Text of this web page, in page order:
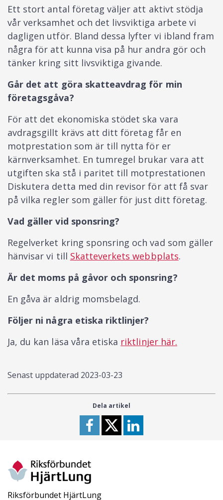
Ett stort antal företag väljer att aktivt stödja
vår verksamhet och det livsviktiga arbete vi
dagligen utför. Bland dessa lyfter vi ibland fram
några för att kunna visa på hur andra gör och
tänker kring sitt livsviktiga givande.
Går det att göra skatteavdrag för min
företagsgåva?
För att det ekonomiska stödet ska vara
avdragsgillt krävs att ditt företag får en
motprestation som är till nytta för er
kärnverksamhet. En tumregel brukar vara att
utgiften ska stå i paritet till motprestationen
Diskutera detta med din revisor för att få svar
på vilka regler som gäller för just ditt företag.
Vad gäller vid sponsring?
Regelverket kring sponsring och vad som gäller
hänvisar vi till Skatteverkets webbplats.
Är det moms på gåvor och sponsring?
En gåva är aldrig momsbelagd.
Följer ni några etiska riktlinjer?
Ja, du kan läsa våra etiska riktlinjer här.
Senast uppdaterad 2023-03-23
Dela artikel
Riksförbundet HjärtLung